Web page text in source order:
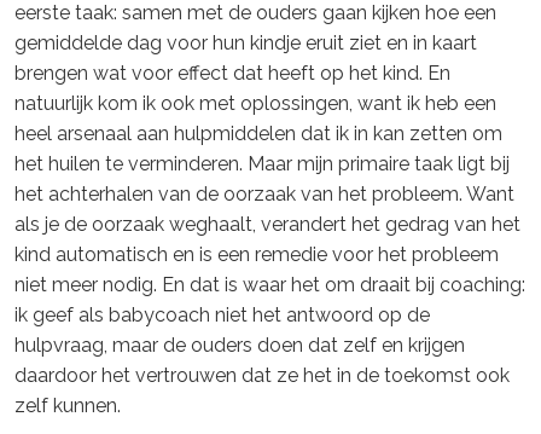
eerste taak: samen met de ouders gaan kijken hoe een
gemiddelde dag voor hun kindje eruit ziet en in kaart
brengen wat voor effect dat heeft op het kind. En
natuurlijk kom ik ook met oplossingen, want ik heb een
heel arsenaal aan hulpmiddelen dat ik in kan zetten om
het huilen te verminderen. Maar mijn primaire taak ligt bij
het achterhalen van de oorzaak van het probleem. Want
als je de oorzaak weghaalt, verandert het gedrag van het
kind automatisch en is een remedie voor het probleem
niet meer nodig. En dat is waar het om draait bij coaching:
ik geef als babycoach niet het antwoord op de
hulpvraag, maar de ouders doen dat zelf en krijgen
daardoor het vertrouwen dat ze het in de toekomst ook
zelf kunnen.